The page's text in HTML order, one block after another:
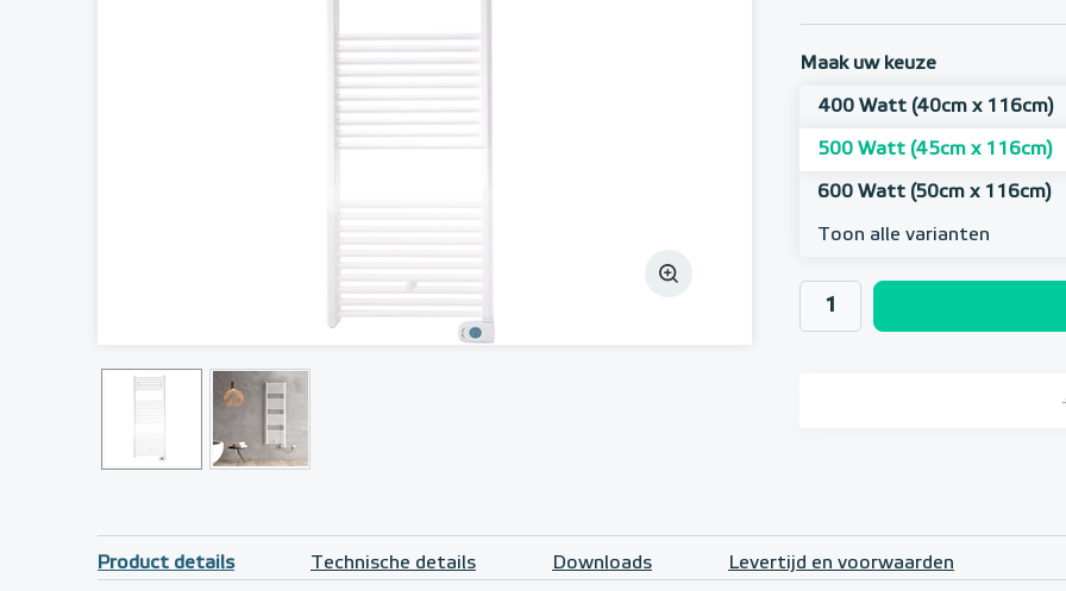
Maak uw keuze
400 Watt (40cm x 116cm)
500 Watt (45cm x 116cm)
600 Watt (50cm x 116cm)
Toon alle varianten
Product details Technische details Downloads Levertijd en voorwaarden